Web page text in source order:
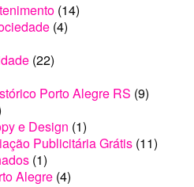
(14)
(4)
(22)
Porto Alegre RS (9)
e Design (1)
Publicitária Grátis (11)
(1)
Alegre (4)